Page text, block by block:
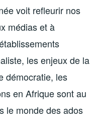
voit refleurir nos
médias et à
les enjeux de la
démocratie, les
en Afrique sont au
le monde des ados